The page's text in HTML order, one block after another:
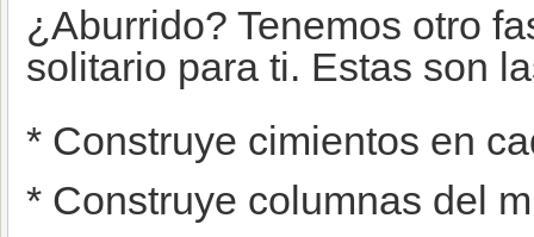
¿Aburrido? Tenemos otro
solitario para ti. Estas son
* Construye cimientos en
* Construye columnas del